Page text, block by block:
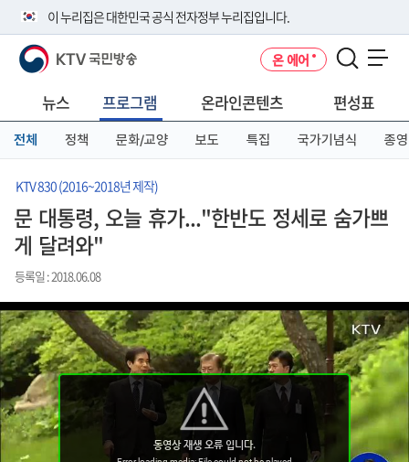
이 누리집은 대한민국 공식 전자정부 누리집입니다.
공식 누리집 주소 확인하기
니다.
이밖에 or.kr 또는 .kr등 다른 도메인 주소를 사용하고 있다면 아래 URL에
서 도메인 주소를 확인해 보세요
KTV 국민방송 온 에어
뉴스 프로그램 온라인콘텐츠 편성표
전체 정책 문화/교양 보도 특집 국가기념식 종영
KTV 830 (2016~2018년 제작)
문 대통령, 오늘 휴가..."한반도 정세로 숨가쁘
게 달려와"
등록일 : 2018.06.08